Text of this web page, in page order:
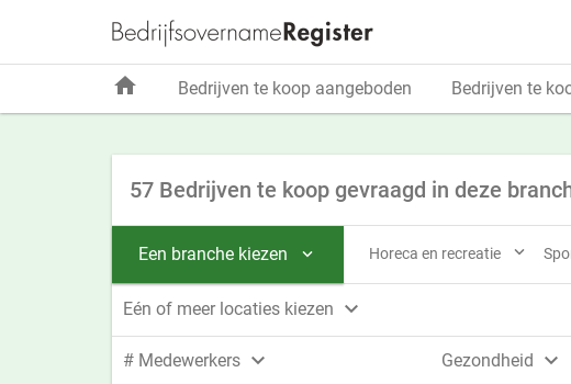
57 Bedrijven te koop gevraagd in deze
Een branche kiezen  Horeca en recreatie 
Eén of meer locaties kiezen 
# Medewerkers  Gezondheid 
home Bedrijven te koop aangeboden Bedrijven te